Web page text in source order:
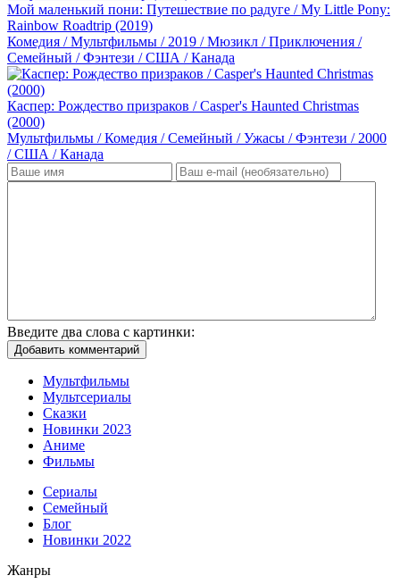
Мой маленький пони: Путешествие по радуге / My Little Pony:
Rainbow Roadtrip (2019)
Комедия / Мультфильмы / 2019 / Мюзикл / Приключения /
Семейный / Фэнтези / США / Канада
Каспер: Рождество призраков / Casper's Haunted Christmas
(2000)
Мультфильмы / Комедия / Семейный / Ужасы / Фэнтези / 2000
/ США / Канада
Введите два слова с картинки:
Добавить комментарий
Мультфильмы
Мультсериалы
Сказки
Новинки 2023
Аниме
Фильмы
Сериалы
Семейный
Блог
Новинки 2022
Жанры